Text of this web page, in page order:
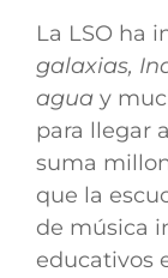
La LSO ha
galaxias,
aguay
para llegar
suma
que la
de música
educativos